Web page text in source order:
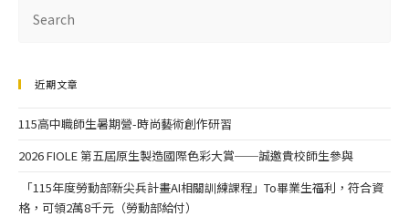
近期文章
115高中職師生暑期營-時尚藝術創作研習
2026 FIOLE 第五屆原生製造國際色彩大賞──誠邀貴校師生參與
「115年度勞動部新尖兵計畫AI相關訓練課程」To畢業生福利，符合資
格，可領2萬8千元（勞動部給付）